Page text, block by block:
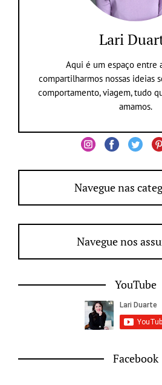
Lari
Aqui é um espaço entre
compartilharmos nossas ideias
comportamento, viagem, tudo
amamos.
Navegue nas
Navegue nos
YouTube
Facebook